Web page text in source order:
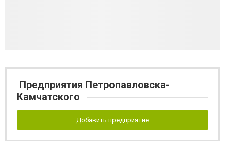
Предприятия Петропавловска-
Камчатского
Добавить предприятие